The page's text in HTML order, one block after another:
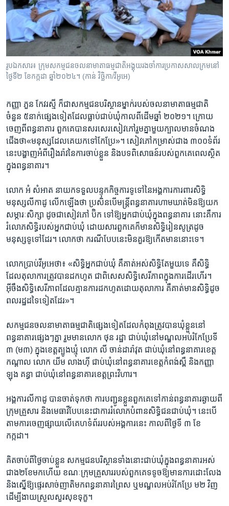
រូបឯកសារ៖ ក្រុមសកម្មជន​ចលនា​មាតា​ធម្មជាតិ​អង្គុយ​រងចាំ​ការប្រកាស​សាលក្រមនៅ​
ថ្ងៃទី​២ ខែកក្កដា ឆ្នាំ២០២៤។ (កាន់ វិច្ឆិកា/វីអូអេ)
កញ្ញា ​ភួន កែវរស្មី ​ក៏​ជា​សកម្ម​ជន​បរិស្ថាន​ម្នាក់​របស់​ចលនា​មាតា​ធម្មជាតិ​
ចំនួន​ ៥​នាក់​ផ្សេង​ទៀត​ដែល​ធ្លាប់​ជាប់​ឃុំ​កាល​ពី​ដើម​ឆ្នាំ​ ២០២១។​ ក្រោយ​
ចេញ​ពី​ពន្ធនាគារ ​ពួកគេ​បាន​សរសេរ​សៀវភៅ​រួម​គ្នា​មួយ​ក្បាល​មាន​ចំណង​
ជើង​ថា​«មនុស្ស​ដែល​គេ​យក​ទៅ​កែប្រែ»។ ​សៀវភៅ​កម្រាស់​ជាង​ ៣០០​ទំព័រ
នេះ​បង្ហាញ​អំពី​រឿង​រ៉ាវ​នៃ​ការ​ចាប់​ខ្លួន ​និង​បទ​ពិសោធន៍​របស់​ពួកគេ​ពេល​ស្ថិត​
ក្នុង​ពន្ធនាគារ។​
លោក ​អំ សំអាត ​នាយក​ទទួល​បន្ទុក​កិច្ចការ​ទូទៅ​នៃ​អង្គការ​ការពារ​សិទ្ធិ​
មនុស្ស​លីកាដូ ​លើក​ឡើង​ថា ​ប្រសិន​បើ​មន្ត្រី​ពន្ធនាគារ​ហាមឃាត់​មិន​ឱ្យ​យក​
សម្ភារៈ​សិក្សា​ ដូចជា​សៀវភៅ ​ប៊ិក ​ទៅ​ឱ្យ​អ្នក​ជាប់​ឃុំ​ក្នុង​ពន្ធនាគារ​ នោះ​គឺ​ការ​
រំលោភ​សិទ្ធិ​របស់​អ្នក​ជាប់​ឃុំ​ ដោយ​សារ​ពួកគេ​ក៏​មាន​សិទ្ធិ​រៀន​សូត្រ​ដូច​
មនុស្ស​ទូទៅ​ដែរ។ ​លោក​ថា​ ករណី​បែប​នេះ​មិន​គួរ​ឱ្យ​កើត​មាន​នោះ​ទេ។ ​
លោក​ប្រាប់​វីអូអេ​ថា៖​ «សិទ្ធិ​អ្នក​ជាប់ឃុំ ​គឺ​គាត់​អស់​សិទ្ធិ​តែ​មួយ​ទេ ​គឺ​សិទ្ធិ​
ដែល​តុលាការ​ត្រូវ​បាន​ដក​ហូត ​ជាពិសេស​សិទ្ធិ​សេរីភាព​ក្នុង​ការ​ដើរ​ហើរ។ ​
អ៊ីចឹង​សិទ្ធិ​សេរីភាព​ដែល​គ្មាន​ការ​ដកហូត​ដោយ​តុលាការ​ គឺ​គាត់​មាន​សិទ្ធិ​ដូច​
ពលរដ្ឋ​ដទៃ​ទៀត​ដែរ»។​
សកម្ម​ជន​ចលនា​មាតា​ធម្មជាតិ​ផ្សេង​ទៀត​ដែល​កំពុង​ត្រូវ​បាន​ឃុំ​ខ្លួន​នៅ​
ពន្ធនាគារ​ផ្សេងៗ​គ្នា​ រួម​មាន​លោក​ ថុន​ រដ្ឋា​ ជាប់​ឃុំ​នៅ​មណ្ឌល​អប់រំ​កែប្រែ​ទី​
៣​ (ម៣) ​ក្នុង​ខេត្ត​ត្បូងឃ្មុំ​ ​លោក ​លី ចាន់ដារ៉ាវុត ​ជាប់​ឃុំនៅ​ពន្ធនាគារ​ខេត្ត​
កណ្តាល​ លោក​ ​យីម​ លាងហ៊ី ​ជាប់​ឃុំ​នៅ​ពន្ធនាគារ​ខេត្ត​កំពង់ស្ពឺ ​និង​កញ្ញា ​
ឡុង​ គន្ធា​ ជាប់​ឃុំ​នៅ​ពន្ធនាគារ​ខេត្ត​ព្រះវិហារ។​
អង្គការ​លីកាដូ​ បាន​ចាត់​ទុក​ថា ​ការ​បញ្ជូន​ខ្លួន​ពួកគេ​ទៅ​កាន់​ពន្ធនាគារ​ឆ្ងាយ​ពី​
ក្រុម​គ្រួសារ​ និង​មេធាវី​បែប​នេះ​ជា​ការ​រំលោភ​បំពាន​សិទិ្ធ​ជន​ជាប់​ឃុំ។​ នេះ​បើ​
តាម​ការ​ចេញ​ផ្សាយ​លើ​គេហទំព័រ​របស់​អង្គការ​នេះ ​កាលពី​ថ្ងៃទី ​៣ ​ខែ​
កក្កដា។​ ​
គិត​ចាប់​ពីថ្ងៃ​ចាប់​ខ្លួន ​សកម្ម​ជន​បរិស្ថាន​ទាំង​នោះ​ជាប់​ឃុំ​ក្នុង​ពន្ធនាគារ​អស់​
ជាង​២​ខែ​មក​ហើយ​ ខណៈ​ក្រុម​គ្រួសារ​របស់​ពួកគេ​ទទូច​ឱ្យ​មាន​ការ​ដោះលែង
​និង​ស្នើ​ឱ្យ​ផ្ទេរ​សាច់​ញាតិ​មក​ពន្ធនាគារ​ព្រៃស ​ឬ​មណ្ឌល​អប់រំ​កែប្រែ​ ម២ ​វិញ ​
ដើម្បី​ងាយ​ស្រួល​សួរ​សុខ​ទុក្ខ។​